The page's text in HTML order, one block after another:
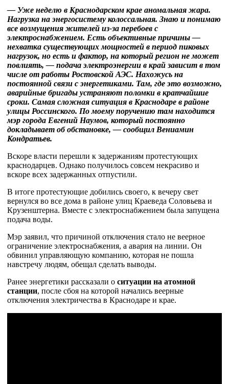
— Уже неделю в Краснодарском крае аномальная жара.
Нагрузка на энергосистему колоссальная. Знаю и понимаю
все возмущения жителей из-за перебоев с
электроснабжением. Есть объективные причины —
нехватка существующих мощностей в период пиковых
нагрузок, но есть и фактор, на который регион не может
повлиять, — подача электроэнергии в край зависит в том
числе от работы Ростовской АЭС. Нахожусь на
постоянной связи с энергетиками. Там, где это возможно,
аварийные бригады устраняют поломки в кратчайшие
сроки. Самая сложная ситуация в Краснодаре в районе
улицы Россинского. По моему поручению там находится
мэр города Евгений Наумов, который постоянно
докладывает об обстановке, — сообщил Вениамин
Кондратьев.
Вскоре власти перешли к задержаниям протестующих
краснодарцев. Однако получилось совсем некрасиво и
вскоре всех задержанных отпустили.
В итоге протестующие добились своего, к вечеру свет
вернулся во все дома в районе улиц Краеведа Соловьева и
Крузенштерна. Вместе с электроснабжением была запущена
подача воды.
Мэр заявил, что причиной отключения стало не веерное
ограничение электроснабжения, а авария на линии. Он
обвинил управляющую компанию, которая не пошла
навстречу людям, обещал сделать выводы.
Ранее энергетики рассказали о ситуации на атомной
станции, после сбоя на которой начались веерные
отключения электричества в Краснодаре и крае.